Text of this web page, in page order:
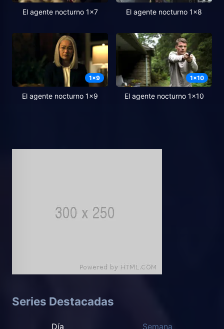
El agente nocturno 1x7 El agente nocturno 1x8
1x9
El agente nocturno 1x9
1x10
El agente nocturno 1x10
Series Destacadas
Día Semana